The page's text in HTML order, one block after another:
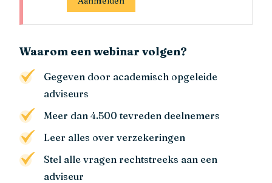
Waarom een webinar volgen?
Gegeven door academisch opgeleide
adviseurs
Meer dan 4.500 tevreden deelnemers
Leer alles over verzekeringen
Stel alle vragen rechtstreeks aan een
adviseur